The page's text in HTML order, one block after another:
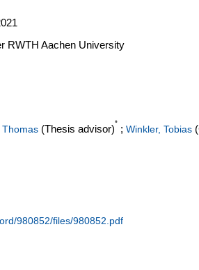
RWTH Aachen University
Thomas (Thesis advisor)
*
; Winkler, Tobias
980852/files/980852.pdf